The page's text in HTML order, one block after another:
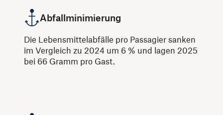
Abfallminimierung
Die Lebensmittelabfälle pro Passagier sanken
im Vergleich zu 2024 um 6 % und lagen 2025
bei 66 Gramm pro Gast.